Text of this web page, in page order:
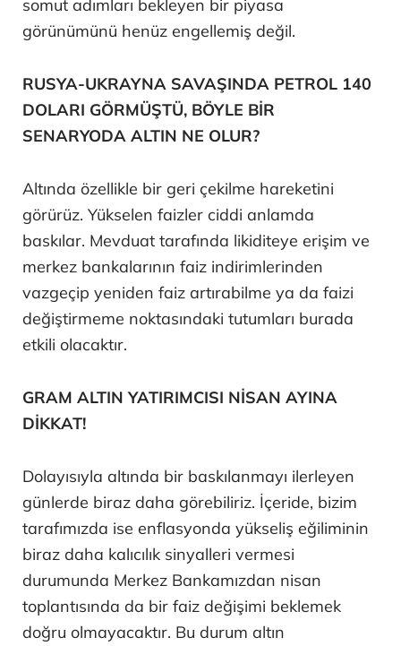
somut adımları bekleyen bir piyasa
görünümünü henüz engellemiş değil.
RUSYA-UKRAYNA SAVAŞINDA PETROL 140
DOLARI GÖRMÜŞTÜ, BÖYLE BİR
SENARYODA ALTIN NE OLUR?
Altında özellikle bir geri çekilme hareketini
görürüz. Yükselen faizler ciddi anlamda
baskılar. Mevduat tarafında likiditeye erişim ve
merkez bankalarının faiz indirimlerinden
vazgeçip yeniden faiz artırabilme ya da faizi
değiştirmeme noktasındaki tutumları burada
etkili olacaktır.
GRAM ALTIN YATIRIMCISI NİSAN AYINA
DİKKAT!
Dolayısıyla altında bir baskılanmayı ilerleyen
günlerde biraz daha görebiliriz. İçeride, bizim
tarafımızda ise enflasyonda yükseliş eğiliminin
biraz daha kalıcılık sinyalleri vermesi
durumunda Merkez Bankamızdan nisan
toplantısında da bir faiz değişimi beklemek
doğru olmayacaktır. Bu durum altın